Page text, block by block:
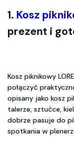
1. Kosz
prezent i
Kosz piknikowy
połączyć
opisany jako kosz
talerze, sztućce,
dobrze pasuje do
spotkania w